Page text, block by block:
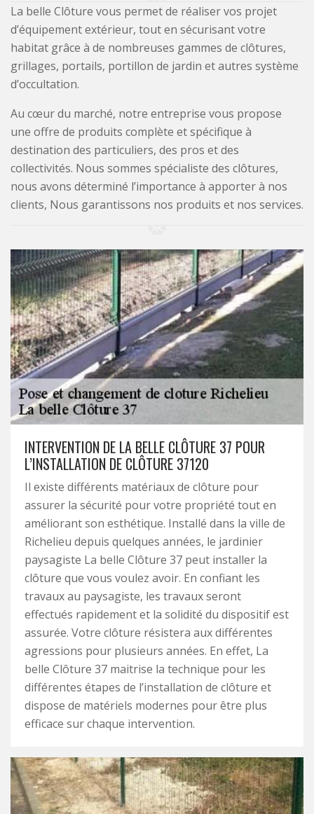
La belle Clôture vous permet de réaliser vos projet
d’équipement extérieur, tout en sécurisant votre
habitat grâce à de nombreuses gammes de clôtures,
grillages, portails, portillon de jardin et autres système
d’occultation.
Au cœur du marché, notre entreprise vous propose
une offre de produits complète et spécifique à
destination des particuliers, des pros et des
collectivités. Nous sommes spécialiste des clôtures,
nous avons déterminé l’importance à apporter à nos
clients, Nous garantissons nos produits et nos services.
INTERVENTION DE LA BELLE CLÔTURE 37 POUR
L’INSTALLATION DE CLÔTURE 37120
Il existe différents matériaux de clôture pour
assurer la sécurité pour votre propriété tout en
améliorant son esthétique. Installé dans la ville de
Richelieu depuis quelques années, le jardinier
paysagiste La belle Clôture 37 peut installer la
clôture que vous voulez avoir. En confiant les
travaux au paysagiste, les travaux seront
effectués rapidement et la solidité du dispositif est
assurée. Votre clôture résistera aux différentes
agressions pour plusieurs années. En effet, La
belle Clôture 37 maitrise la technique pour les
différentes étapes de l’installation de clôture et
dispose de matériels modernes pour être plus
efficace sur chaque intervention.